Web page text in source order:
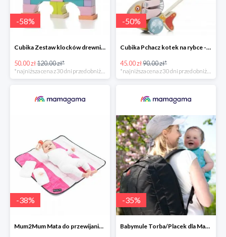
-58%
Cubika Zestaw klocków drewnianych most 52 elem. -58%
50.00 zł120.00 zł*
-50%
Cubika Pchacz kotek na rybce -50%
45.00 zł90.00 zł*
-38%
Mum2Mum Mata do przewijania do -38%
-35%
Babymule Torba/Placek dla Mamy do -35%